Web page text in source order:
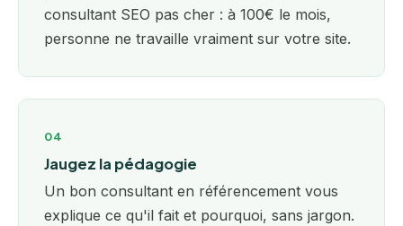
consultant SEO pas cher : à 100€ le mois,
personne ne travaille vraiment sur votre site.
04
Jaugez la pédagogie
Un bon consultant en référencement vous
explique ce qu'il fait et pourquoi, sans jargon.